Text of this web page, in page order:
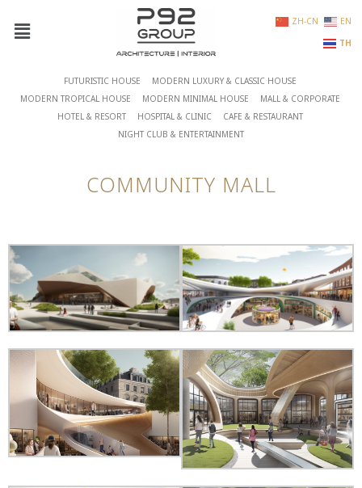
ZH-CN
EN
TH
FUTURISTIC HOUSE
MODERN LUXURY & CLASSIC HOUSE
MODERN TROPICAL HOUSE
MODERN MINIMAL HOUSE
MALL & CORPORATE
HOTEL & RESORT
HOSPITAL & CLINIC
CAFE & RESTAURANT
NIGHT CLUB & ENTERTAINMENT
COMMUNITY MALL